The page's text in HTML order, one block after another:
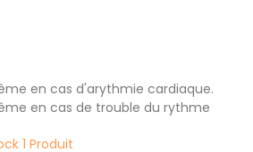
en cas d'arythmie cardiaque.
en cas de trouble du rythme
1 Produit